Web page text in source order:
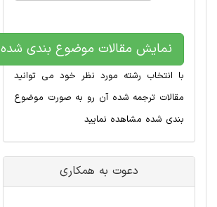
نمایش مقالات موضوع بندی شده
با انتخاب رشته مورد نظر خود می توانید
مقالات ترجمه شده آن رو به صورت موضوع
بندی شده مشاهده نمایید
دعوت به همکاری